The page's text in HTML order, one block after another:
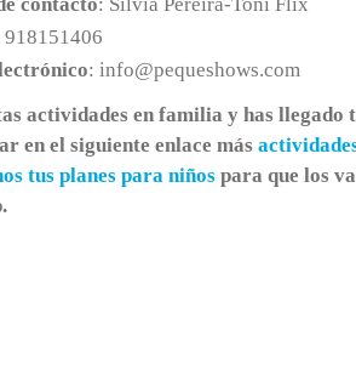
918151406
: info@pequeshows.com
actividades en familia y has
en el siguiente enlace más
tus planes para niños para que los